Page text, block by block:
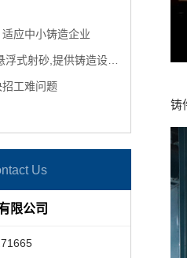
应中小铸造企业
造设备及砂线的专业方案制作规划！
工难问题
Us
限公司
铸